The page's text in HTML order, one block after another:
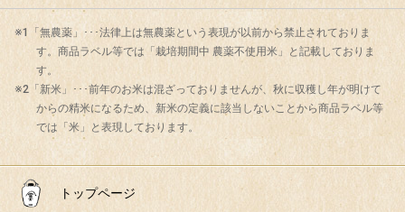
※1「無農薬」･･･法律上は無農薬という表現が以前から禁止されておりま
す。商品ラベル等では「栽培期間中 農薬不使用米」と記載しておりま
す。
※2「新米」･･･前年のお米は混ざっておりませんが、秋に収穫し年が明けて
からの精米になるため、新米の定義に該当しないことから商品ラベル等
では「米」と表現しております。
トップページ